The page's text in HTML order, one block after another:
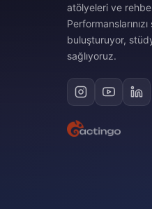
atölyeleri ve
buluşturuyor,
sağlıyoruz.